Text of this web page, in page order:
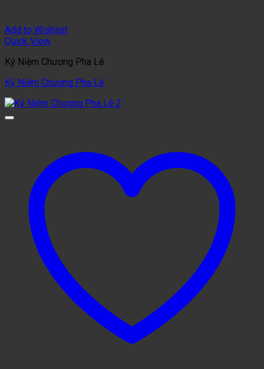
Add to Wishlist
Quick View
Kỷ Niệm Chương Pha Lê
Kỷ Niệm Chương Pha Lê